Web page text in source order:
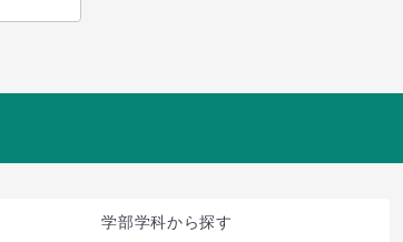
学部学科から探す